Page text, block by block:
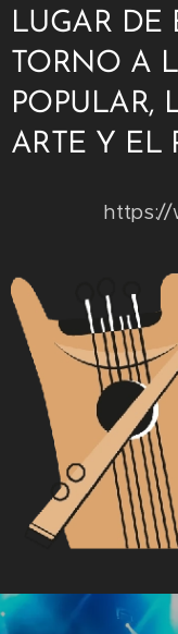
LUGAR DE
TORNO A
POPULAR,
ARTE Y EL
https://